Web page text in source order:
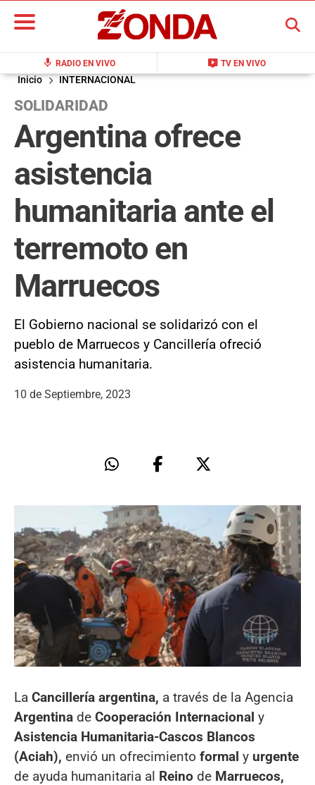
mic RADIO EN VIVO live_tv TV EN VIVO
BUSCAR
Inicio INTERNACIONAL
SOLIDARIDAD
Argentina ofrece
asistencia
humanitaria ante el
terremoto en
Marruecos
El Gobierno nacional se solidarizó con el
pueblo de Marruecos y Cancillería ofreció
asistencia humanitaria.
10 de Septiembre, 2023
La Cancillería argentina, a través de la Agencia
Argentina de Cooperación Internacional y
Asistencia Humanitaria-Cascos Blancos
(Aciah), envió un ofrecimiento formal y urgente
de ayuda humanitaria al Reino de Marruecos,